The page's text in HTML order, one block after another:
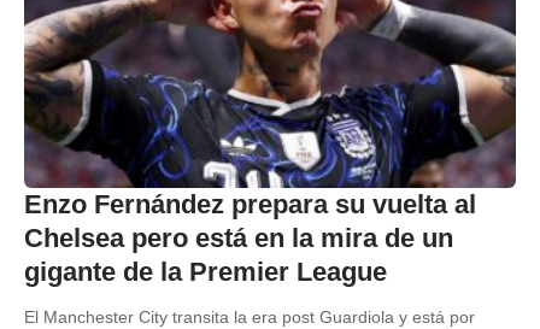
Enzo Fernández prepara su vuelta al
Chelsea pero está en la mira de un
gigante de la Premier League
El Manchester City transita la era post Guardiola y está por